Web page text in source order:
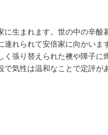
生まれます。世の中の辛酸
れられて安倍家に向かいま
張り替えられた襖や障子に
気性は温和なことで定評が